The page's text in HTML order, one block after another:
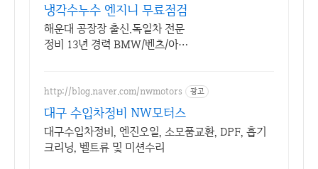
냉각수누수 엔지니 무료점검
해운대 공장장 출신.독일차 전문
정비 13년 경력 BMW/벤츠/아우
http://blog.naver.com/nwmotors 광고
대구 수입차정비 NW모터스
대구수입차정비, 엔진오일, 소모품교환, DPF, 흡기
크리닝, 벨트류 및 미션수리